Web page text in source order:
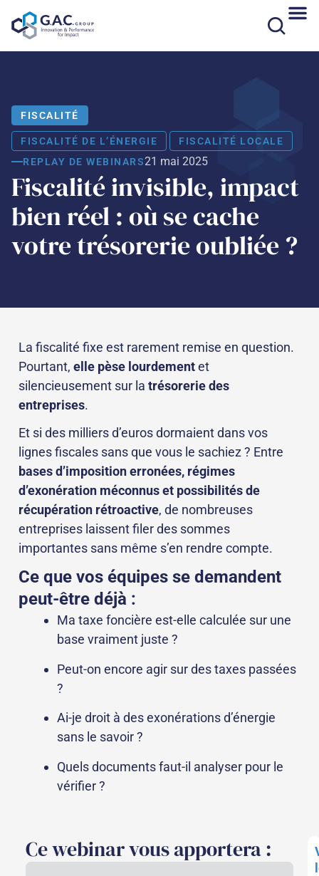
au
FISCALITÉ
FISCALITÉ DE L’ÉNERGIE
FISCALITÉ LOCALE
REPLAY DE WEBINARS21 mai 2025
Fiscalité invisible, impact
bien réel : où se cache
votre trésorerie oubliée ?
La fiscalité fixe est rarement remise en question.
Pourtant, elle pèse lourdementet
silencieusement sur la trésorerie des
entreprises.
Et si des milliers d’euros dormaient dans vos
lignes fiscales sans que vous le sachiez ? Entre
bases d’imposition erronées, régimes
d’exonération méconnus et possibilités de
récupération rétroactive, de nombreuses
entreprises laissent filer des sommes
importantes sans même s’en rendre compte.
Ce que vos équipes se demandent
peut-être déjà :
Ma taxe foncière est-elle calculée sur une
base vraiment juste ?
Peut-on encore agir sur des taxes passées
?
Ai-je droit à des exonérations d’énergie
sans le savoir ?
Quels documents faut-il analyser pour le
vérifier ?
Ce webinar vous apportera :